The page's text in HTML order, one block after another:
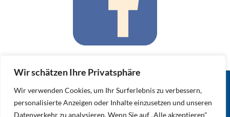
Wir schätzen Ihre Privatsphäre
Wir verwenden Cookies, um Ihr Surferlebnis zu verbessern,
personalisierte Anzeigen oder Inhalte einzusetzen und unseren
Datenverkehr zu analysieren. Wenn Sie auf „Alle akzeptieren"
Impressum –